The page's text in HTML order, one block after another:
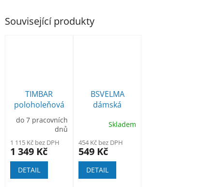
Související produkty
TIMBAR
poloholeňová
outdoorová
obuv
do 7 pracovních
dnů
1 115 Kč bez DPH
1 349 Kč
DETAIL
BSVELMA
dámská
obuv
Skladem
454 Kč bez DPH
549 Kč
DETAIL